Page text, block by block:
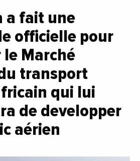
a fait une
officielle pour
Marché
transport
qui lui
de developper
aérien